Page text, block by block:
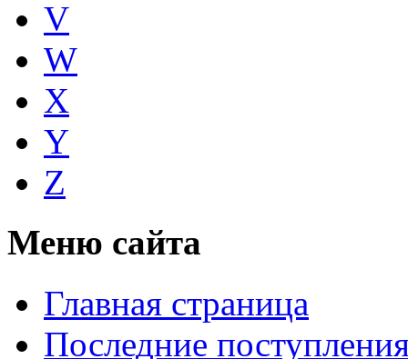
V
W
X
Y
Z
Меню сайта
Главная страница
Последние